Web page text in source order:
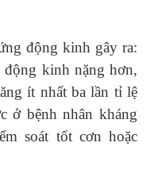
động kinh gây ra:
động kinh nặng hơn,
ít nhất ba lần tỉ lệ
ở bệnh nhân kháng
soát tốt cơn hoặc